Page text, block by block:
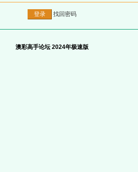
找回密码
澳彩高手论坛 2024年极速版